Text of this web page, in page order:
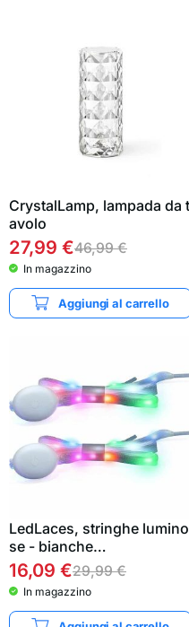
CrystalLamp, lampada da t
avolo
27,99 €46,99€
In magazzino
Aggiungi al carrello
LedLaces, stringhe lumino
se - bianche…
16,09 €29,99€
In magazzino